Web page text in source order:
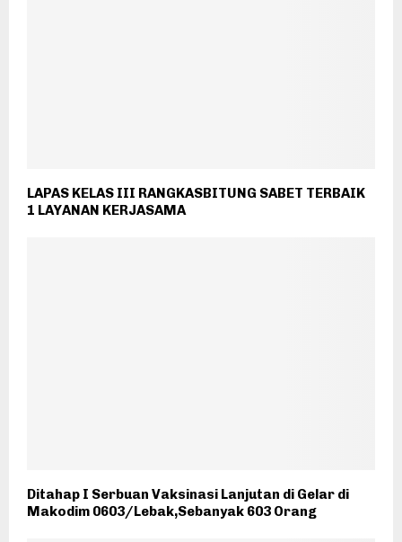
LAPAS KELAS III RANGKASBITUNG SABET TERBAIK
1 LAYANAN KERJASAMA
Ditahap I Serbuan Vaksinasi Lanjutan di Gelar di
Makodim 0603/Lebak,Sebanyak 603 Orang